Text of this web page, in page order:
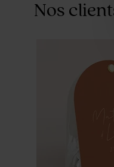
Bombe de bain
Nos